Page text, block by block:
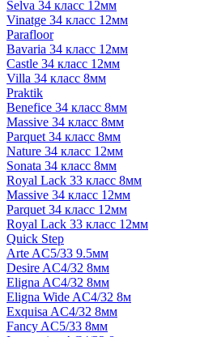
Selva 34 класс 12мм
Vinatge 34 класс 12мм
Parafloor
Bavaria 34 класс 12мм
Castle 34 класс 12мм
Villa 34 класс 8мм
Praktik
Benefice 34 класс 8мм
Massive 34 класс 8мм
Parquet 34 класс 8мм
Nature 34 класс 12мм
Sonata 34 класс 8мм
Royal Lack 33 класс 8мм
Massive 34 класс 12мм
Parquet 34 класс 12мм
Royal Lack 33 класс 12мм
Quick Step
Arte AC5/33 9.5мм
Desire AC4/32 8мм
Eligna AC4/32 8мм
Eligna Wide AC4/32 8м
Exquisa AC4/32 8мм
Fancy AC5/33 8мм